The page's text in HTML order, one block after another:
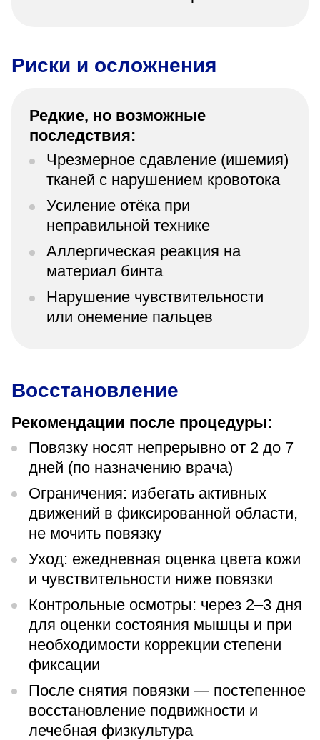
Риски и осложнения
Редкие, но возможные
последствия:
Чрезмерное сдавление (ишемия)
тканей с нарушением кровотока
Усиление отёка при
неправильной технике
Аллергическая реакция на
материал бинта
Нарушение чувствительности
или онемение пальцев
Восстановление
Рекомендации после процедуры:
Повязку носят непрерывно от 2 до 7
дней (по назначению врача)
Ограничения: избегать активных
движений в фиксированной области,
не мочить повязку
Уход: ежедневная оценка цвета кожи
и чувствительности ниже повязки
Контрольные осмотры: через 2–3 дня
для оценки состояния мышцы и при
необходимости коррекции степени
фиксации
После снятия повязки — постепенное
восстановление подвижности и
лечебная физкультура